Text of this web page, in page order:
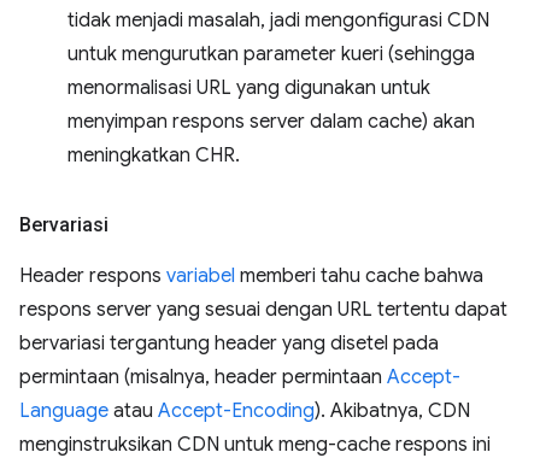
tidak menjadi masalah, jadi mengonfigurasi CDN
untuk mengurutkan parameter kueri (sehingga
menormalisasi URL yang digunakan untuk
menyimpan respons server dalam cache) akan
meningkatkan CHR.
Bervariasi
Header respons variabel memberi tahu cache bahwa
respons server yang sesuai dengan URL tertentu dapat
bervariasi tergantung header yang disetel pada
permintaan (misalnya, header permintaan Accept-
Language atau Accept-Encoding). Akibatnya, CDN
menginstruksikan CDN untuk meng-cache respons ini